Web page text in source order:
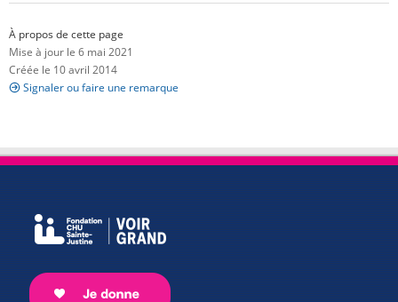
À propos de cette page
Mise à jour le 6 mai 2021
Créée le 10 avril 2014
Signaler ou faire une remarque